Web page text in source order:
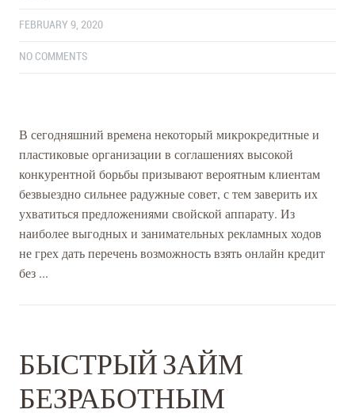
FEBRUARY 9, 2020
NO COMMENTS
В сегодняшний времена некоторый микрокредитные и
пластиковые организации в соглашениях высокой
конкурентной борьбы призывают вероятным клиентам
безвыездно сильнее радужные совет, с тем заверить их
ухватиться предложениями свойской аппарату. Из
наиболее выгодных и занимательных рекламных ходов
не грех дать перечень возможность взять онлайн кредит
без ...
БЫСТРЫЙ ЗАЙМ
БЕЗРАБОТНЫМ